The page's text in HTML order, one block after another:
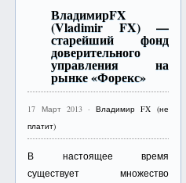
ВладимирFX
(Vladimir FX) —
старейший фонд
доверительного
управления на
рынке «Форекс»
17 Март 2013 ·Владимир FX (не
платит)
В настоящее время
существует множество